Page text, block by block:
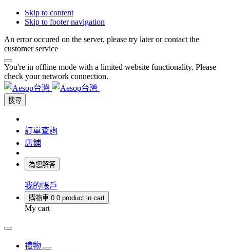
Skip to content
Skip to footer navigation
An error occured on the server, please try later or contact the
customer service
You're in offline mode with a limited website functionality. Please
check your network connection.
搜尋
訂單查詢
店鋪
為您解答
我的帳戶
購物車 0 0 product in cart
My cart
禮物